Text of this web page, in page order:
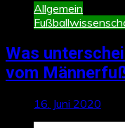
Allgemein
Was
vom
16. Juni 2020